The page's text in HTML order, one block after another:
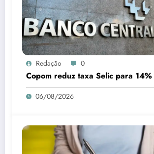
Redação 0
Copom reduz taxa Selic para 14%
06/08/2026